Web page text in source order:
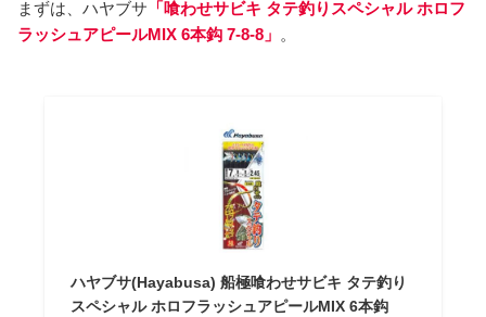
まずは、ハヤブサ 「喰わせサビキ タテ釣りスペシャル ホロフ
ラッシュアピールMIX 6本鈎 7-8-8」 。
ハヤブサ(Hayabusa) 船極喰わせサビキ タテ釣り
スペシャル ホロフラッシュアピールMIX 6本鈎